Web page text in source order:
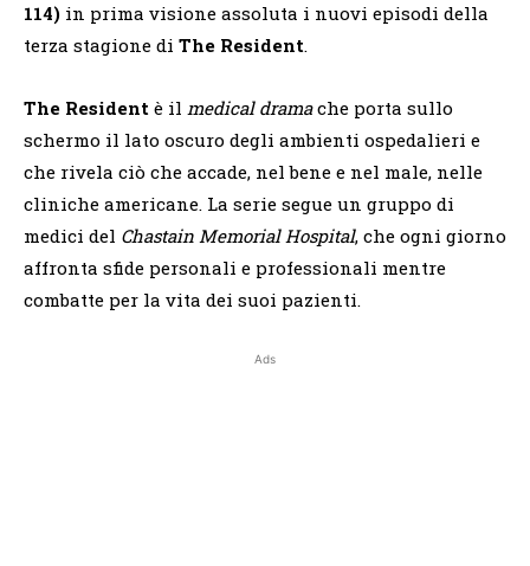
114) in prima visione assoluta i nuovi episodi della
terza stagione di The Resident.
The Resident è il medical dramache porta sullo
schermo il lato oscuro degli ambienti ospedalieri e
che rivela ciò che accade, nel bene e nel male, nelle
cliniche americane. La serie segue un gruppo di
medici del Chastain Memorial Hospital, che ogni giorno
affronta sfide personali e professionali mentre
combatte per la vita dei suoi pazienti.
Ads